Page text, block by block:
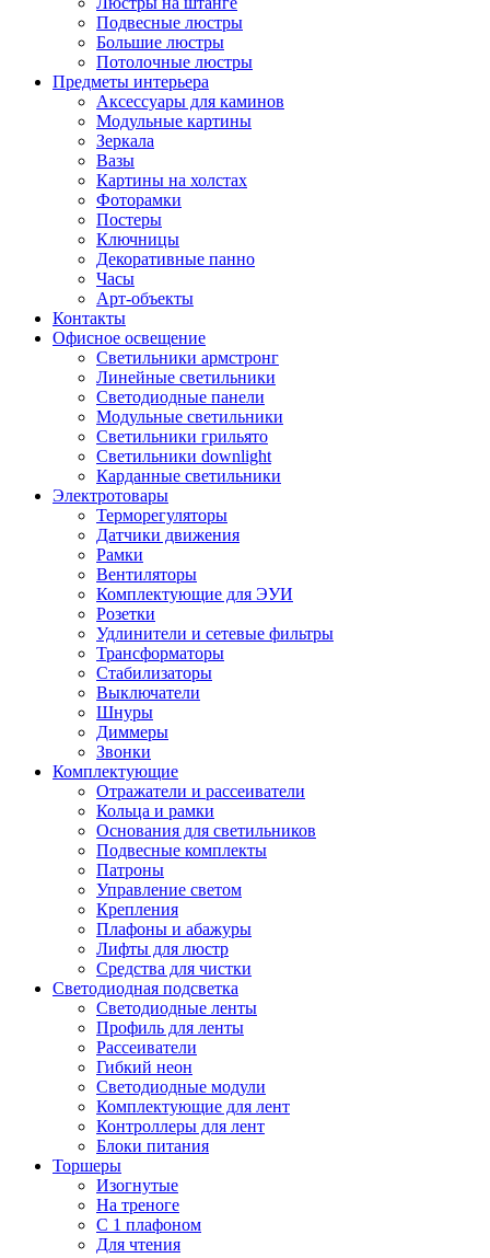
Подвесные люстры
Большие люстры
Потолочные люстры
Предметы интерьера
Аксессуары для каминов
Модульные картины
Зеркала
Вазы
Картины на холстах
Фоторамки
Постеры
Ключницы
Декоративные панно
Часы
Арт-объекты
Контакты
Офисное освещение
Светильники армстронг
Линейные светильники
Светодиодные панели
Модульные светильники
Светильники грильято
Светильники downlight
Карданные светильники
Электротовары
Терморегуляторы
Датчики движения
Рамки
Вентиляторы
Комплектующие для ЭУИ
Розетки
Удлинители и сетевые фильтры
Трансформаторы
Стабилизаторы
Выключатели
Шнуры
Диммеры
Звонки
Комплектующие
Отражатели и рассеиватели
Кольца и рамки
Основания для светильников
Подвесные комплекты
Патроны
Управление светом
Крепления
Плафоны и абажуры
Лифты для люстр
Средства для чистки
Светодиодная подсветка
Светодиодные ленты
Профиль для ленты
Рассеиватели
Гибкий неон
Светодиодные модули
Комплектующие для лент
Контроллеры для лент
Блоки питания
Торшеры
Изогнутые
На треноге
С 1 плафоном
Для чтения